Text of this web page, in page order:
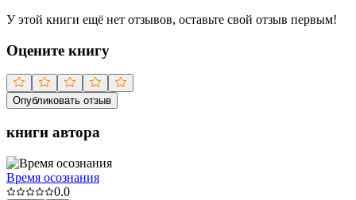
У этой книги ещё нет отзывов, оставьте свой отзыв первым!
Оцените книгу
Опубликовать отзыв
книги автора
Время осознания
0.0